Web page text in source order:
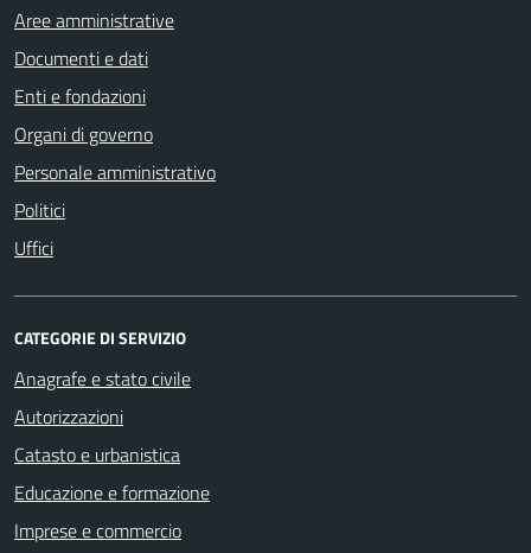
Aree amministrative
Documenti e dati
Enti e fondazioni
Organi di governo
Personale amministrativo
Politici
Uffici
CATEGORIE DI SERVIZIO
Anagrafe e stato civile
Autorizzazioni
Catasto e urbanistica
Educazione e formazione
Imprese e commercio